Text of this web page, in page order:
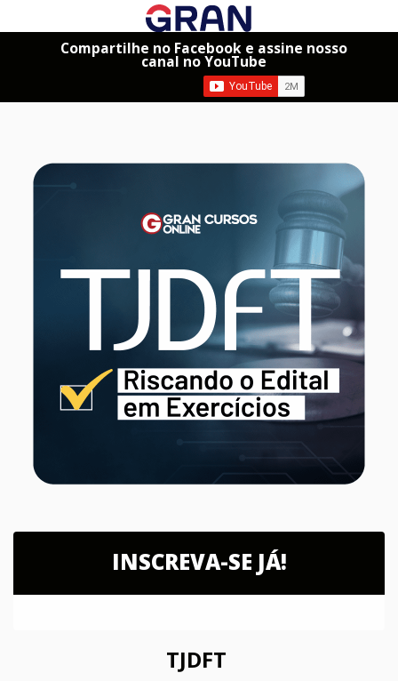
Compartilhe no Facebook e assine nosso
canal no YouTube
INSCREVA-SE JÁ!
TJDFT